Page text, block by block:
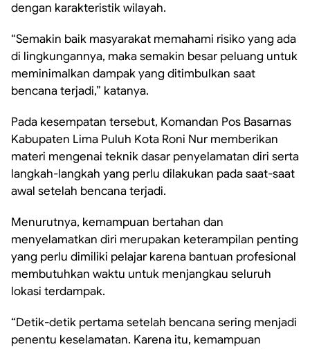
dengan karakteristik wilayah.
“Semakin baik masyarakat memahami risiko yang ada
di lingkungannya, maka semakin besar peluang untuk
meminimalkan dampak yang ditimbulkan saat
bencana terjadi,” katanya.
Pada kesempatan tersebut, Komandan Pos Basarnas
Kabupaten Lima Puluh Kota Roni Nur memberikan
materi mengenai teknik dasar penyelamatan diri serta
langkah-langkah yang perlu dilakukan pada saat-saat
awal setelah bencana terjadi.
Menurutnya, kemampuan bertahan dan
menyelamatkan diri merupakan keterampilan penting
yang perlu dimiliki pelajar karena bantuan profesional
membutuhkan waktu untuk menjangkau seluruh
lokasi terdampak.
“Detik-detik pertama setelah bencana sering menjadi
penentu keselamatan. Karena itu, kemampuan